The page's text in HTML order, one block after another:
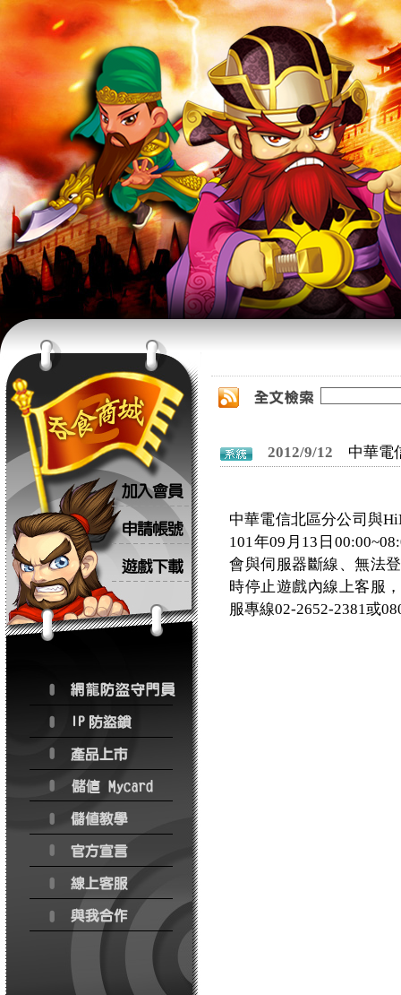
2012/9/12 中華電
中華電信北區分公司與
101年09月13日
會與伺服器斷線、無法
時停止遊戲內線上客服
服專線02-2652-2381或